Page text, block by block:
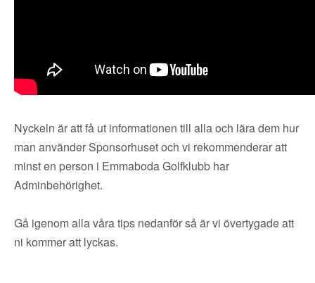
Nyckeln är att få ut informationen till alla och lära dem hur
man använder Sponsorhuset och vi rekommenderar att
minst en person i Emmaboda Golfklubb har
Adminbehörighet.
Gå igenom alla våra tips nedanför så är vi övertygade att
ni kommer att lyckas.